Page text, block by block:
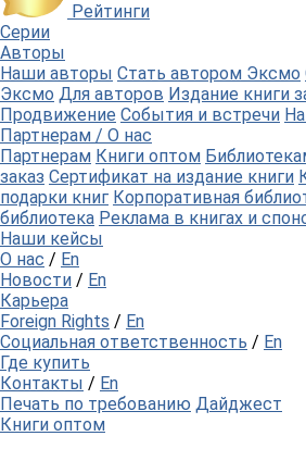
Рейтинги
Серии
Авторы
Наши авторы Стать автором Эксмо
Эксмо Для авторов Издание книги
Продвижение События и встречи
Партнерам / О нас
Партнерам Книги оптом
заказ Сертификат на издание книги
подарки книг Корпоративная
библиотека Реклама в книгах и
Наши кейсы
О нас / En
Новости / En
Карьера
Foreign Rights / En
Социальная ответственность / En
Где купить
Контакты / En
Печать по требованию Дайджест
Книги оптом